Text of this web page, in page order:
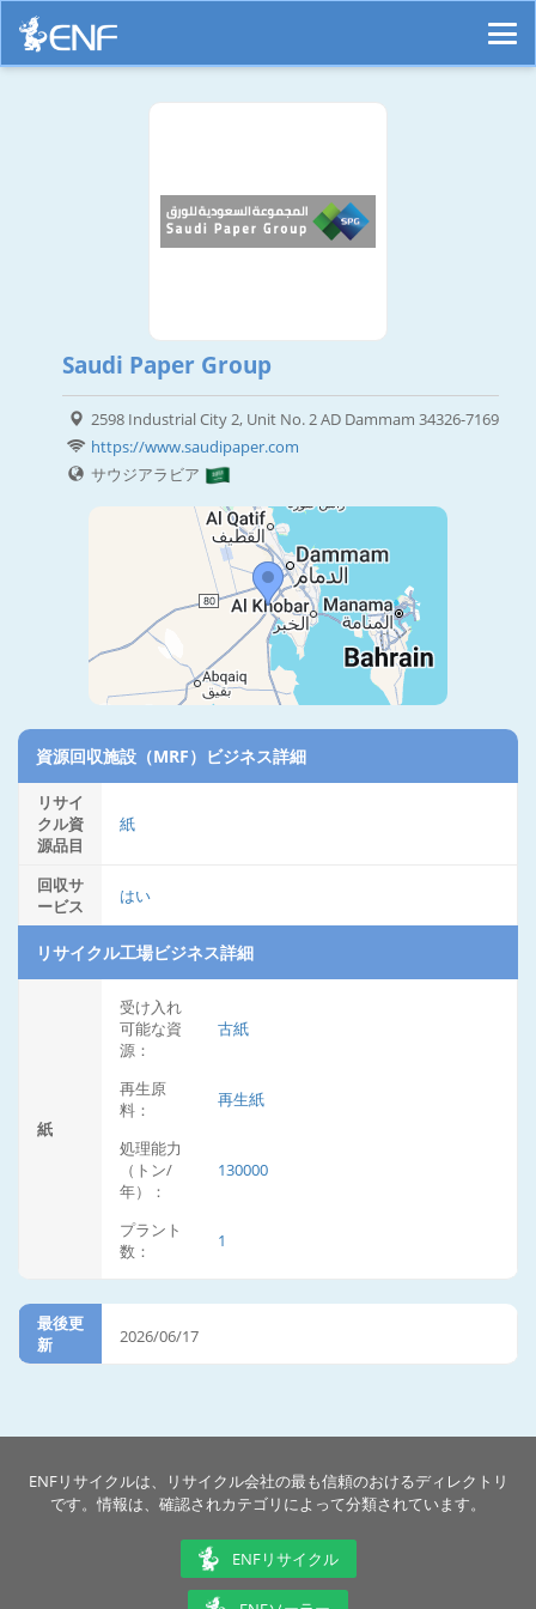
Saudi Paper Group
2598 Industrial City 2, Unit No. 2 AD Dammam 34326-7169
https://www.saudipaper.com
サウジアラビア
資源回収施設（MRF）ビジネス詳細
リサイ
クル資
源品目
紙
回収サ
ービス
はい
リサイクル工場ビジネス詳細
紙
受け入れ
可能な資
源：
古紙
再生原
料：
再生紙
処理能力
（トン/
年）：
130000
プラント
数：
1
最後更
新
2026/06/17
ENFリサイクルは、リサイクル会社の最も信頼のおけるディレクトリ
です。情報は、確認されカテゴリによって分類されています。
ENFリサイクル